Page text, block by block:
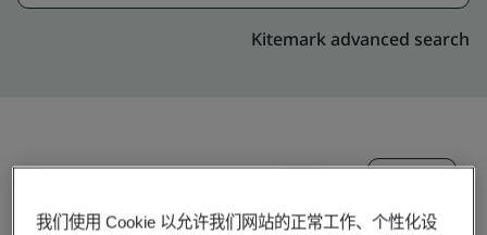
Kitemark advanced search
我们使用 Cookie 以允许我们网站的正常工作、个性化设